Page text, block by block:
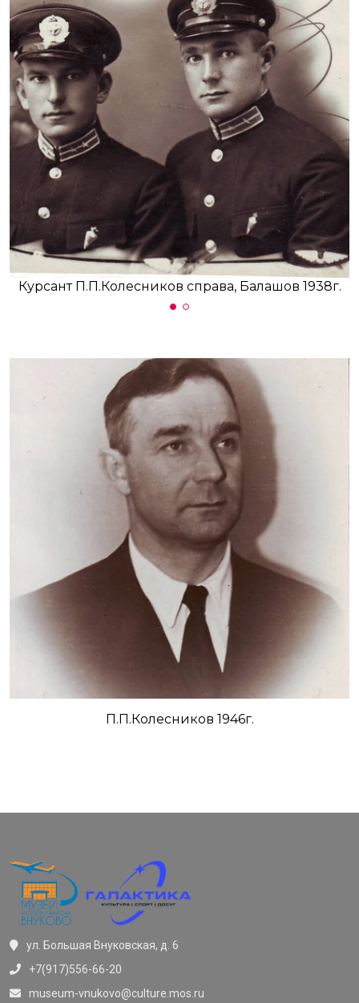
Курсант П.П.Колесников справа, Балашов 1938г.
П.П.Колесников 1946г.
ул. Большая Внуковская, д. 6
+7(917)556-66-20
museum-vnukovo@culture.mos.ru